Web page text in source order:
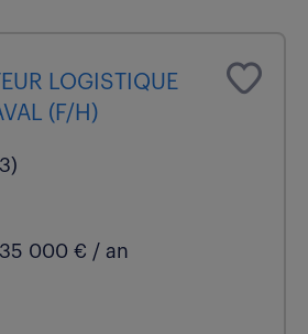
LOGISTIQUE
(F/H)
000 € / an